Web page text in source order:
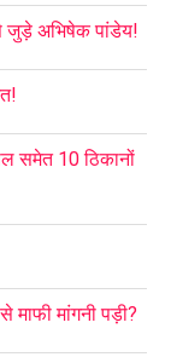
जुड़े अभिषेक पांडेय!
समेत 10 ठिकानों
मांगनी पड़ी?